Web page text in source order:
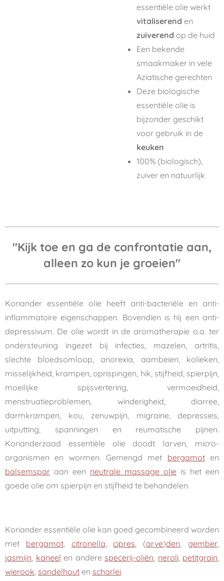
essentiële olie werkt
vitaliserend en
zuiverend op de huid
Een bekende
smaakmaker in vele
Aziatische gerechten
Deze biologische
essentiële olie is
bijzonder geschikt
voor gebruik in de
keuken
100% (biologisch),
zuiver en natuurlijk
"Kijk toe en ga de confrontatie aan,
alleen zo kun je groeien"
Koriander essentiële olie heeft anti-bacteriële en anti-
inflammatoire eigenschappen. Bovendien is hij een anti-
depressivum. De olie wordt in de aromatherapie o.a. ter
ondersteuning ingezet bij infecties, mazelen, artritis,
slechte bloedsomloop, anorexia, aambeien, kolieken,
misselijkheid, krampen, oprispingen, hik, stijfheid, spierpijn,
moeilijke spijsvertering, vermoeidheid,
menstruatieproblemen, winderigheid, diarree,
darmkrampen, kou, zenuwpijn, migraine, depressies,
uitputting, spanningen en reumatische pijnen.
Korianderzaad essentiële olie doodt larven, micro-
organismen en wormen. Gemengd met bergamoten
balsemspar aan een neutrale massage olie is het een
goede olie om spierpijn en stijfheid te behandelen.
Koriander essentiële olie kan goed gecombineerd worden
met bergamot, citronella,cipres, (arve)den,gember,
jasmijn, kaneel en andere specerij-oliën, neroli, petitgrain,
wierook, sandelhout en scharlei.